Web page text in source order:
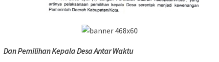
Dan Pemilihan Kepala Desa Antar Waktu